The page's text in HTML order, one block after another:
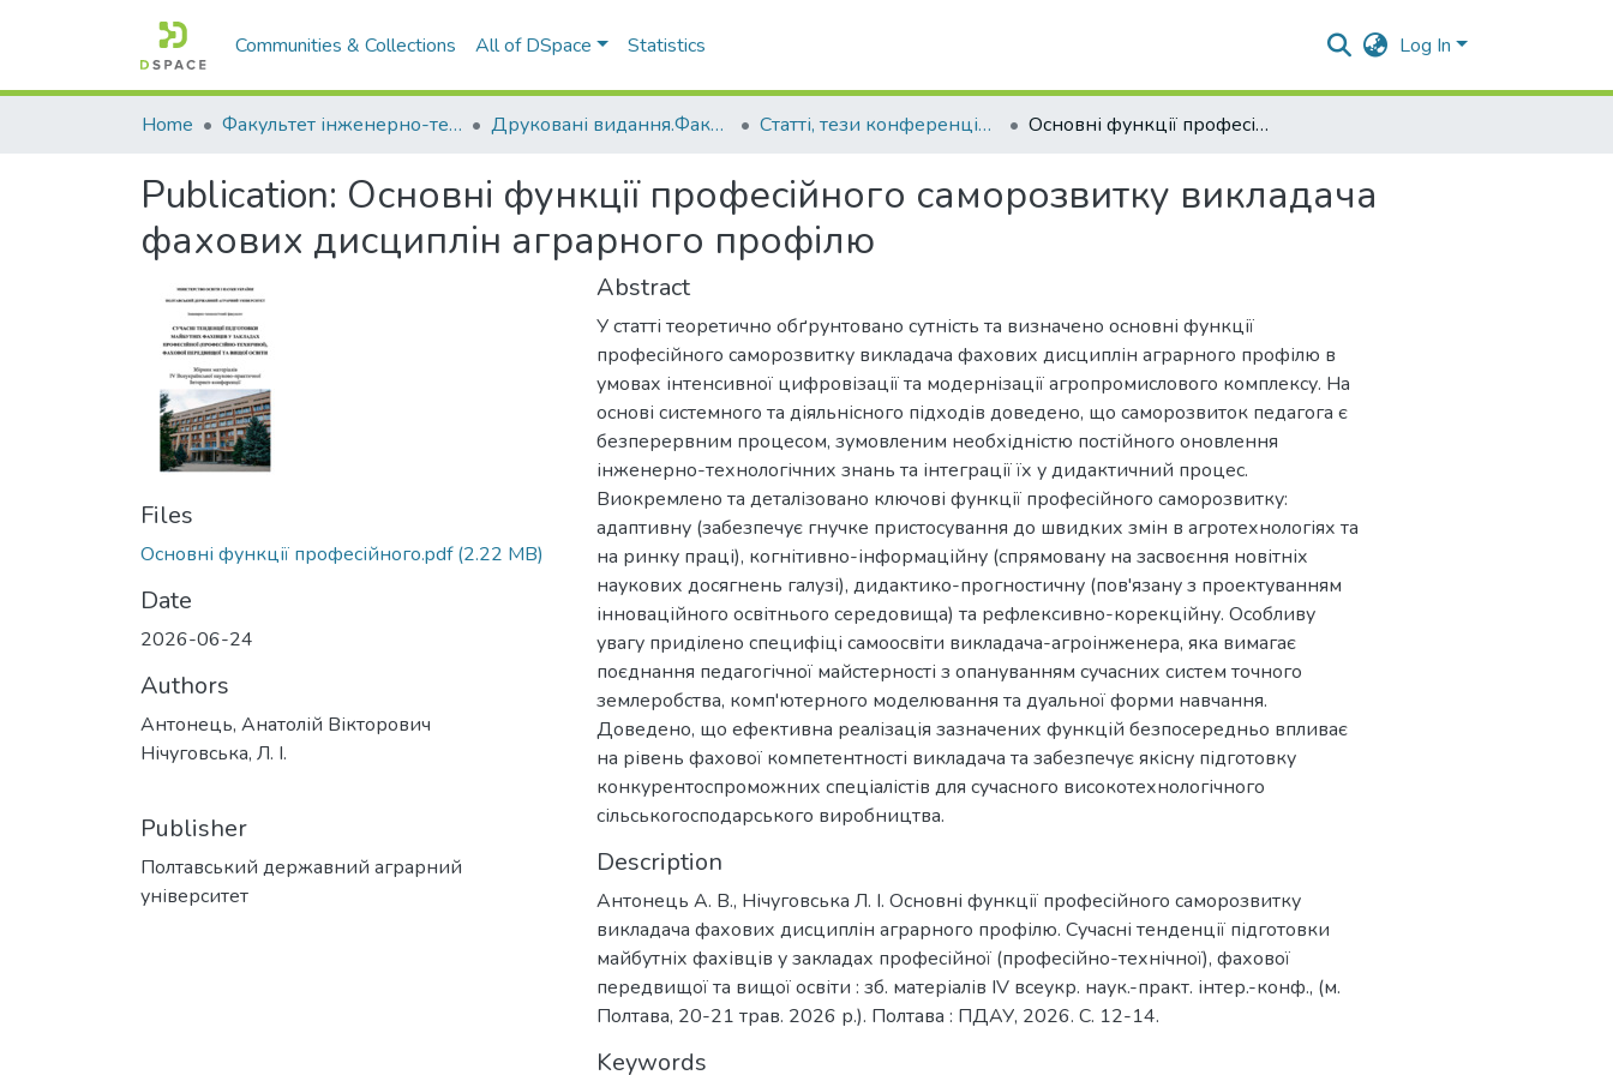
Communities & Collections All of DSpace Statistics Log In
Home Факультет інженерно-технологічний Друковані видання.Факультет інженерно-технологічний Статті, тези конференцій. Факультет інженерно-технологічний Основні функції професійного саморозвитку викладача фахових дисциплін аграрного профілю
Publication: Основні функції професійного саморозвитку викладача
фахових дисциплін аграрного профілю
Files
Основні функції професійного.pdf(2.22 MB)
Date
2026-06-24
Authors
Антонець, Анатолій Вікторович
Нічуговська, Л. І.
Publisher
Полтавський державний аграрний
університет
Abstract
У статті теоретично обґрунтовано сутність та визначено основні функції
професійного саморозвитку викладача фахових дисциплін аграрного профілю в
умовах інтенсивної цифровізації та модернізації агропромислового комплексу. На
основі системного та діяльнісного підходів доведено, що саморозвиток педагога є
безперервним процесом, зумовленим необхідністю постійного оновлення
інженерно-технологічних знань та інтеграції їх у дидактичний процес.
Виокремлено та деталізовано ключові функції професійного саморозвитку:
адаптивну (забезпечує гнучке пристосування до швидких змін в агротехнологіях та
на ринку праці), когнітивно-інформаційну (спрямовану на засвоєння новітніх
наукових досягнень галузі), дидактико-прогностичну (пов'язану з проектуванням
інноваційного освітнього середовища) та рефлексивно-корекційну. Особливу
увагу приділено специфіці самоосвіти викладача-агроінженера, яка вимагає
поєднання педагогічної майстерності з опануванням сучасних систем точного
землеробства, комп'ютерного моделювання та дуальної форми навчання.
Доведено, що ефективна реалізація зазначених функцій безпосередньо впливає
на рівень фахової компетентності викладача та забезпечує якісну підготовку
конкурентоспроможних спеціалістів для сучасного високотехнологічного
сільськогосподарського виробництва.
Description
Антонець А. В., Нічуговська Л. І. Основні функції професійного саморозвитку
викладача фахових дисциплін аграрного профілю. Сучасні тенденції підготовки
майбутніх фахівців у закладах професійної (професійно-технічної), фахової
передвищої та вищої освіти : зб. матеріалів ІV всеукр. наук.-практ. інтер.-конф., (м.
Полтава, 20-21 трав. 2026 р.). Полтава : ПДАУ, 2026. С. 12-14.
Keywords